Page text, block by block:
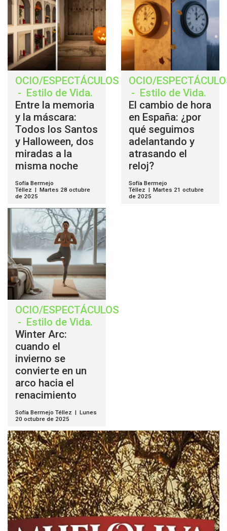
OCIO/ESPECTÁCULOS
- Estilo de Vida.
Entre la memoria
y la máscara:
Todos los Santos
y Halloween, dos
miradas a la
misma noche
Sofía Bermejo
Téllez | Martes 28 octubre
de 2025
OCIO/
- Estilo de Vida.
El cambio de hora
en España: ¿por
qué seguimos
adelantando y
atrasando el
reloj?
Sofía Bermejo
Téllez | Martes 21 octubre
de 2025
OCIO/ESPECTÁCULOS
- Estilo de Vida.
Winter Arc:
cuando el
invierno se
convierte en un
arco hacia el
renacimiento
Sofía Bermejo Téllez | Lunes
20 octubre de 2025